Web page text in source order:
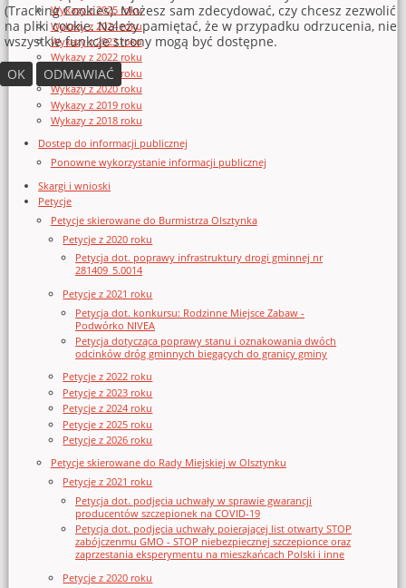
Wykazy z 2025 roku
Wykazy z 2024 roku
Wykazy z 2023 roku
Wykazy z 2022 roku
Wykazy z 2021 roku
Wykazy z 2020 roku
Wykazy z 2019 roku
Wykazy z 2018 roku
Dostęp do informacji publicznej
Ponowne wykorzystanie informacji publicznej
Skargi i wnioski
Petycje
Petycje skierowane do Burmistrza Olsztynka
Petycje z 2020 roku
Petycja dot. poprawy infrastruktury drogi gminnej nr
281409_5.0014
Petycje z 2021 roku
Petycja dot. konkursu: Rodzinne Miejsce Zabaw -
Podwórko NIVEA
Petycja dotycząca poprawy stanu i oznakowania dwóch
odcinków dróg gminnych biegących do granicy gminy
Petycje z 2022 roku
Petycje z 2023 roku
Petycje z 2024 roku
Petycje z 2025 roku
Petycje z 2026 roku
Petycje skierowane do Rady Miejskiej w Olsztynku
Petycje z 2021 roku
Petycja dot. podjęcia uchwały w sprawie gwarancji
producentów szczepionek na COVID-19
Petycja dot. podjęcia uchwały poierającej list otwarty STOP
zabójczenmu GMO - STOP niebezpiecznej szczepionce oraz
zaprzestania eksperymentu na mieszkańcach Polski i inne
Petycje z 2020 roku
(Tracking Cookies). Możesz sam zdecydować, czy chcesz zezwolić
na pliki cookie. Należy pamiętać, że w przypadku odrzucenia, nie
wszystkie funkcje strony mogą być dostępne.
OK
ODMAWIAĆ